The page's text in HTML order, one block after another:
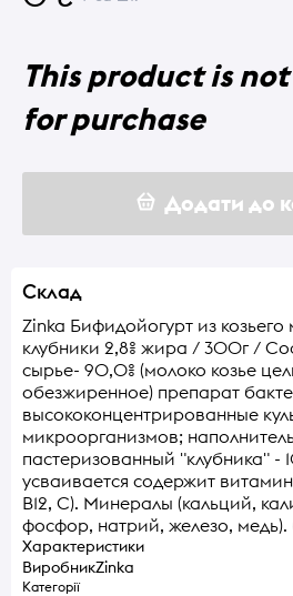
This product is
for purchase
Додати до
Склад
Zinka Бифидойогурт из
клубники 2,8% жира / 300г /
сырье- 90,0% (молоко козье
обезжиренное) препарат
высококонцентрированные
микроорганизмов;
пастеризованный "клубника" -
усваивается содержит
В12, С). Минералы (кальций,
фосфор, натрий, железо,
Характеристики
ВиробникZinka
Категорії